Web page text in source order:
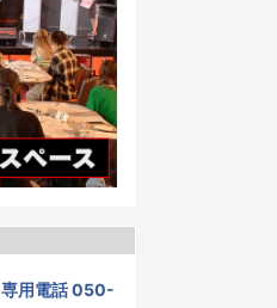
専用電話 050-